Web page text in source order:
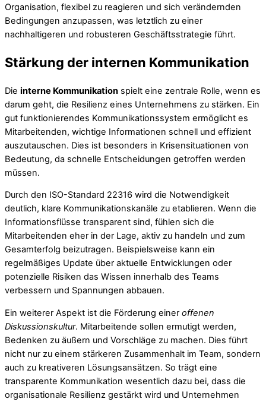
Organisation, flexibel zu reagieren und sich verändernden
Bedingungen anzupassen, was letztlich zu einer
nachhaltigeren und robusteren Geschäftsstrategie führt.
Stärkung der internen Kommunikation
Die interne Kommunikation spielt eine zentrale Rolle, wenn es
darum geht, die Resilienz eines Unternehmens zu stärken. Ein
gut funktionierendes Kommunikationssystem ermöglicht es
Mitarbeitenden, wichtige Informationen schnell und effizient
auszutauschen. Dies ist besonders in Krisensituationen von
Bedeutung, da schnelle Entscheidungen getroffen werden
müssen.
Durch den ISO-Standard 22316 wird die Notwendigkeit
deutlich, klare Kommunikationskanäle zu etablieren. Wenn die
Informationsflüsse transparent sind, fühlen sich die
Mitarbeitenden eher in der Lage, aktiv zu handeln und zum
Gesamterfolg beizutragen. Beispielsweise kann ein
regelmäßiges Update über aktuelle Entwicklungen oder
potenzielle Risiken das Wissen innerhalb des Teams
verbessern und Spannungen abbauen.
Ein weiterer Aspekt ist die Förderung einer offenen
Diskussionskultur. Mitarbeitende sollen ermutigt werden,
Bedenken zu äußern und Vorschläge zu machen. Dies führt
nicht nur zu einem stärkeren Zusammenhalt im Team, sondern
auch zu kreativeren Lösungsansätzen. So trägt eine
transparente Kommunikation wesentlich dazu bei, dass die
organisationale Resilienz gestärkt wird und Unternehmen